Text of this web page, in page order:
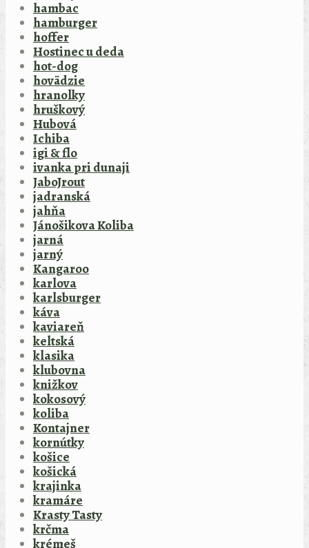
hambac
hamburger
hoffer
Hostinec u deda
hot-dog
hovädzie
hranolky
hruškový
Hubová
Ichiba
igi & flo
ivanka pri dunaji
JaboJrout
jadranská
jahňa
Jánošikova Koliba
jarná
jarný
Kangaroo
karlova
karlsburger
káva
kaviareň
keltská
klasika
klubovna
knižkov
kokosový
koliba
Kontajner
kornútky
košice
košická
krajinka
kramáre
Krasty Tasty
krčma
krémeš